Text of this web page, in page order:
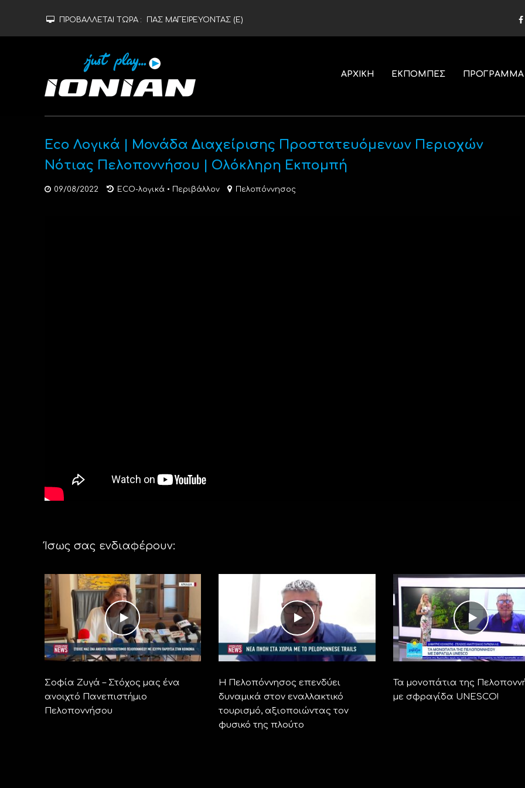
ΠΡΟΒΑΛΛΕΤΑΙ ΤΩΡΑ : ΠΑΣ ΜΑΓΕΙΡΕΥΟΝΤΑΣ (Ε)
ΑΡΧΙΚΗ ΕΚΠΟΜΠΕΣ ΠΡΟΓΡΑΜΜΑ
Eco Λογικά | Μονάδα Διαχείρισης Προστατευόμενων Περιοχών
Νότιας Πελοποννήσου | Ολόκληρη Εκπομπή
09/08/2022 ECO-λογικά • Περιβάλλον Πελοπόννησος
Ίσως σας ενδιαφέρουν:
Σοφία Ζυγά – Στόχος μας ένα
ανοιχτό Πανεπιστήμιο
Πελοποννήσου
Η Πελοπόννησος επενδύει
δυναμικά στον εναλλακτικό
τουρισμό, αξιοποιώντας τον
φυσικό της πλούτο
Τα μονοπάτια της
με σφραγίδα UNESCO!